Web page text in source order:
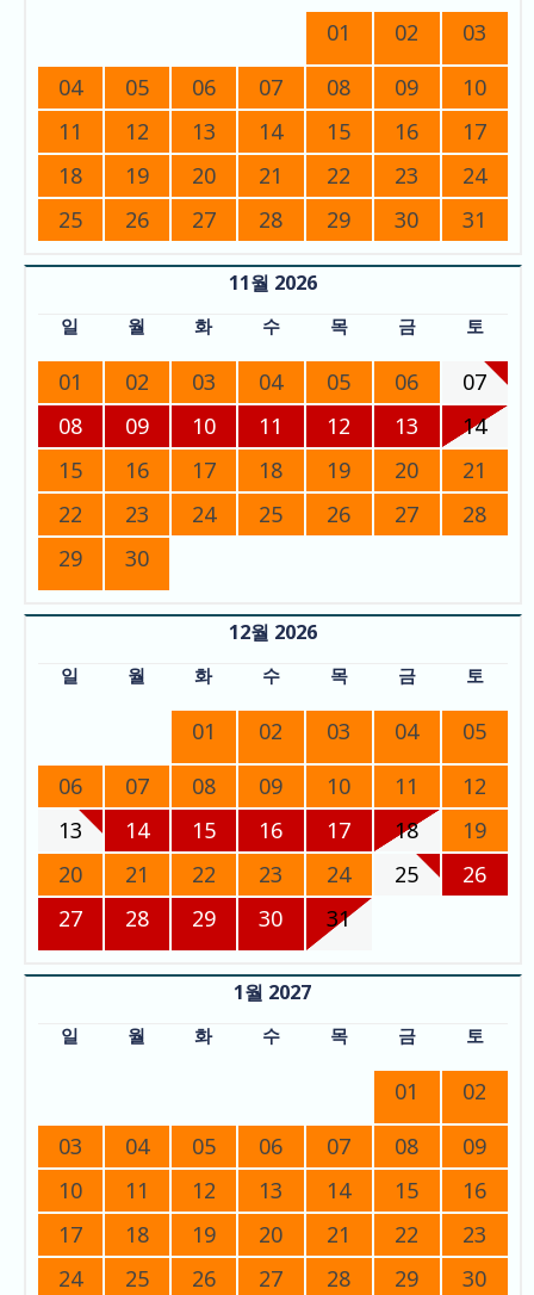
01 02
03
04
05 06 07 08 09
10
11
12 13 14 15 16
17
18
19 20 21 22 23
24
25
26 27 28 29 30 31
11월 2026
일 월 화 수 목 금 토
01 02 03 04 05 06
07
08
09 10 11 12 13
14
15
16 17 18 19 20
21
22
23 24 25 26 27
28
29
30
12월 2026
일 월 화 수 목 금 토
01 02 03 04
05
06
07 08 09 10 11
12
13
14 15 16 17 18
19
20
21 22 23 24 25
26
27
28 29 30 31
1월 2027
일 월 화 수 목 금 토
01
02
03
04 05 06 07 08
09
10
11 12 13 14 15
16
17
18 19 20 21 22
23
24
25 26 27 28 29
30